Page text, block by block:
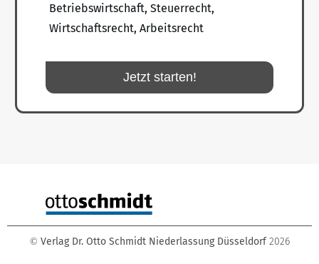
Betriebswirtschaft, Steuerrecht,
Wirtschaftsrecht, Arbeitsrecht
Jetzt starten!
© Verlag Dr. Otto Schmidt Niederlassung Düsseldorf 2026